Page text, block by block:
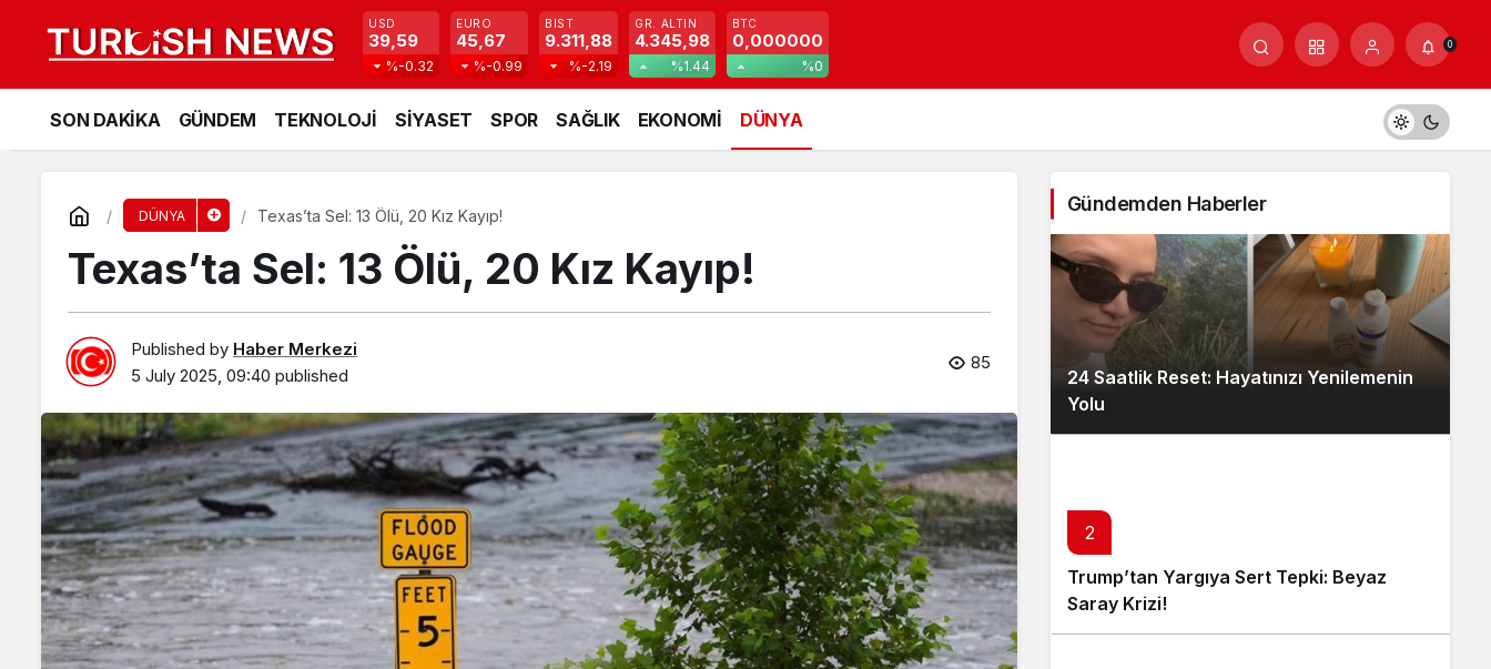
USD
39,59
%-0.32
EURO
45,67
%-0.99
BIST
9.311,88
%-2.19
GR. ALTIN
4.345,98
%1.44
BTC
0,000000
%0
0
SON DAKİKA GÜNDEM TEKNOLOJİ SİYASET SPOR SAĞLIK EKONOMİ DÜNYA
DÜNYA Texas’ta Sel: 13 Ölü, 20 Kız Kayıp!
Texas’ta Sel: 13 Ölü, 20 Kız Kayıp!
Published by Haber Merkezi
5 July 2025, 09:40 published
85
Gündemden Haberler
24 Saatlik Reset: Hayatınızı Yenilemenin
Yolu
2
Trump’tan Yargıya Sert Tepki: Beyaz
Saray Krizi!